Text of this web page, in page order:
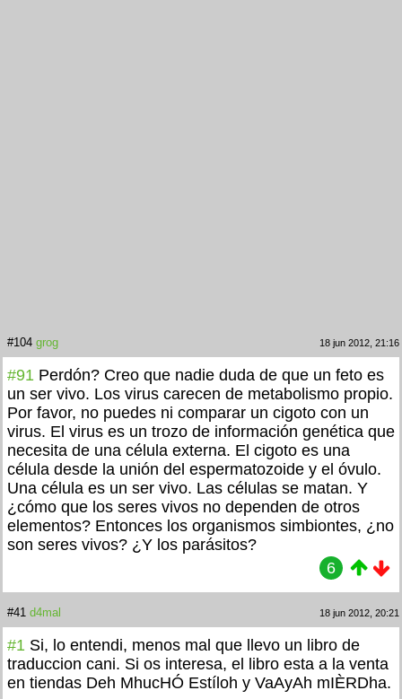
#104 grog 18 jun 2012, 21:16
#91 Perdón? Creo que nadie duda de que un feto es
un ser vivo. Los virus carecen de metabolismo propio.
Por favor, no puedes ni comparar un cigoto con un
virus. El virus es un trozo de información genética que
necesita de una célula externa. El cigoto es una
célula desde la unión del espermatozoide y el óvulo.
Una célula es un ser vivo. Las células se matan. Y
¿cómo que los seres vivos no dependen de otros
elementos? Entonces los organismos simbiontes, ¿no
son seres vivos? ¿Y los parásitos?
6
#41 d4mal 18 jun 2012, 20:21
#1 Si, lo entendi, menos mal que llevo un libro de
traduccion cani. Si os interesa, el libro esta a la venta
en tiendas Deh MhucHÓ Estíloh y VaAyAh mIÈRDha.